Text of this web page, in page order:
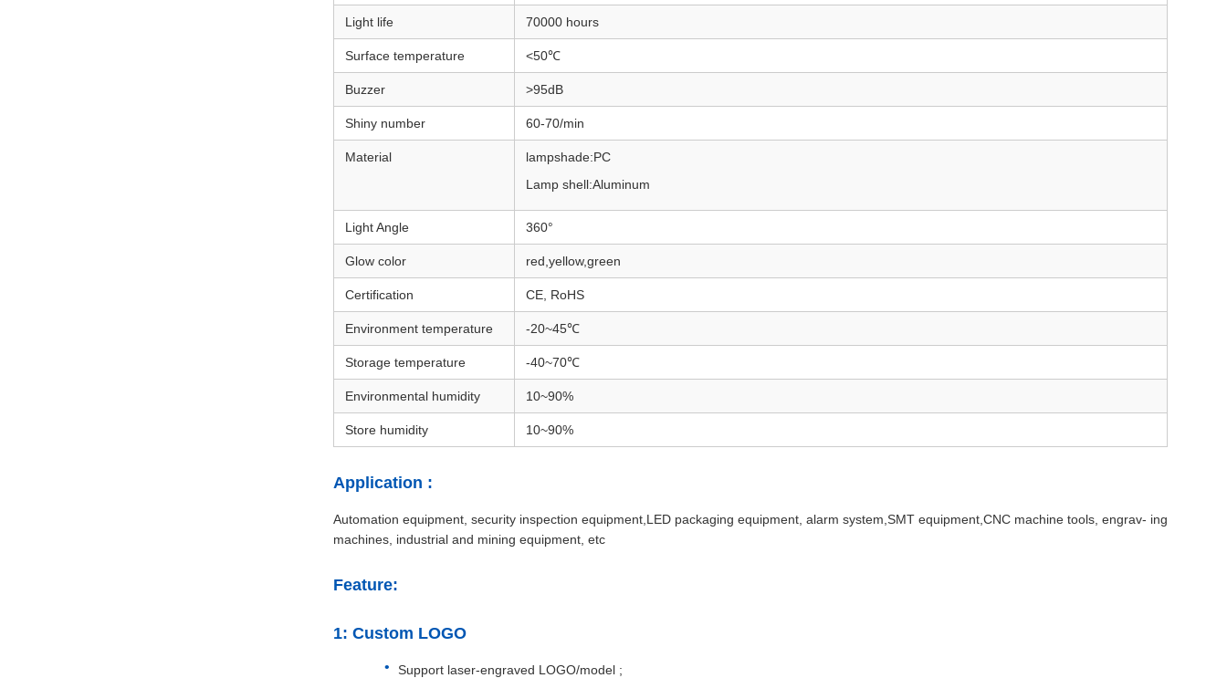
Light life 70000 hours
Surface temperature <50℃
Buzzer >95dB
Shiny number 60-70/min
Material
lampshade:PC
Lamp shell:Aluminum
Light Angle 360°
Glow color red,yellow,green
Certification CE, RoHS
Environment temperature -20~45℃
Storage temperature -40~70℃
Environmental humidity 10~90%
Store humidity 10~90%
Application :
Automation equipment, security inspection equipment,LED packaging equipment, alarm system,SMT equipment,CNC machine tools, engrav- ing
machines, industrial and mining equipment, etc
Feature:
1: Custom LOGO
Support laser-engraved LOGO/model ;